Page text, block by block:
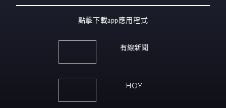
點擊下載app應用程式
有線新聞
HOY